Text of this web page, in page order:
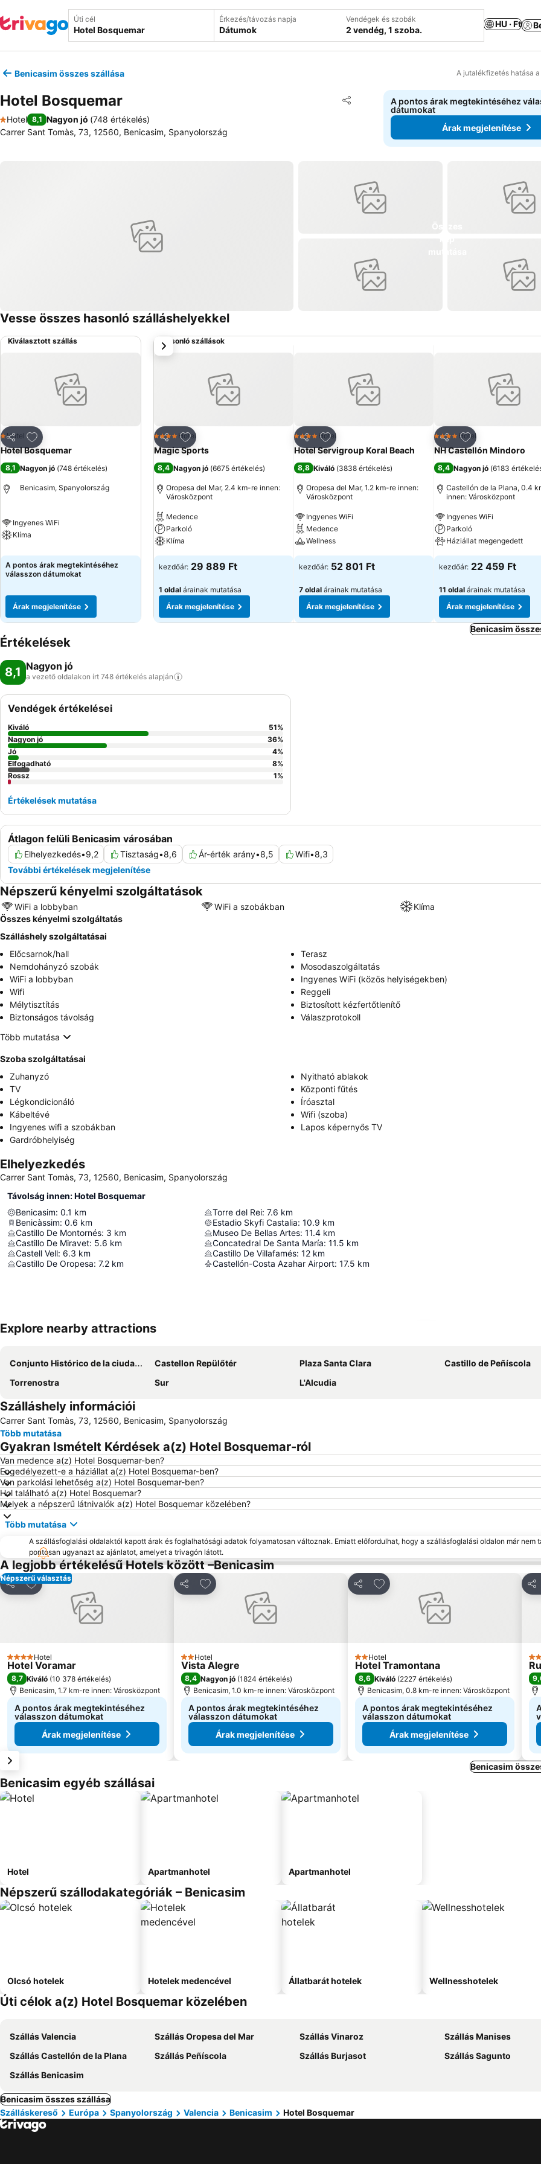
Úti cél Érkezés/távozás napja
Dátumok
Vendégek és szobák
2 vendég, 1 szoba.
HU · Ft
Benicasim összes szállása A jutalékfizetés hatása
Hotel Bosquemar Megosztás
Hozzáadás a kedvencekhez
1 Kategória
Hotel 8,1 Nagyon jó (748 értékelés)
Carrer Sant Tomàs, 73, 12560, Benicasim, Spanyolország
A pontos árak megtekintéséhez
dátumokat
Árak megjelenítése
Vesse összes hasonló szálláshelyekkel
Kiválasztott szállás
Megosztás
Hozzáadás a kedvencekhez
1 Kategória
Hotel
Hotel Bosquemar
8,1 Nagyon jó (748 értékelés)
Benicasim, Spanyolország
Ingyenes WiFi
Klíma
A pontos árak megtekintéséhez
válasszon dátumokat
Árak megjelenítése
Hasonló szállások
Megosztás
Hozzáadás a kedvencekhez
4 Kategória
Hotel
Magic Sports
8,4 Nagyon jó (6675 értékelés)
Oropesa del Mar, 2.4 km-re innen:
Városközpont
Medence
Parkoló
Klíma
kezdőár: 29 889 Ft
1 oldal árainak mutatása
Árak megjelenítése
Megosztás
Hozzáadás a kedvencekhez
4 Kategória
Hotel
Hotel Servigroup Koral Beach
8,8 Kiváló (3838 értékelés)
Oropesa del Mar, 1.2 km-re innen:
Városközpont
Ingyenes WiFi
Medence
Wellness
kezdőár: 52 801 Ft
7 oldal árainak mutatása
Árak megjelenítése
Megosztás
Hozzáadás a
4 Kategória
Hotel
NH Castellón Mindoro
8,4 Nagyon jó (6183
Castellón de la Plana, 0.4
innen: Városközpont
Ingyenes WiFi
Parkoló
Háziállat megengedett
kezdőár: 22 459 Ft
11 oldal árainak mutatása
Árak megjelenítése
következő
Benicasim
Értékelések
8,1 Nagyon jó
a vezető oldalakon írt 748 értékelés alapján
Átlagon felüli Benicasim városában
Elhelyezkedés•9,2 Tisztaság•8,6 Ár-érték arány•8,5 Wifi•8,3
További értékelések megjelenítése
Vendégek értékelései
Kiváló 51%
Nagyon jó
36%
Jó
4%
Elfogadható
8%
Rossz
1%
Értékelések mutatása
Népszerű kényelmi szolgáltatások
WiFi a lobbyban WiFi a szobákban
Klíma
Összes kényelmi szolgáltatás
Szálláshely szolgáltatásai
Előcsarnok/hall
Terasz
Nemdohányzó szobák
Mosodaszolgáltatás
WiFi a lobbyban
Ingyenes WiFi (közös helyiségekben)
Wifi
Reggeli
Mélytisztítás
Biztosított kézfertőtlenítő
Biztonságos távolság
Válaszprotokoll
Több mutatása
Szoba szolgáltatásai
Zuhanyzó
Nyitható ablakok
TV
Központi fűtés
Légkondicionáló
Íróasztal
Kábeltévé
Wifi (szoba)
Ingyenes wifi a szobákban
Lapos képernyős TV
Gardróbhelyiség
Elhelyezkedés
Carrer Sant Tomàs, 73, 12560, Benicasim, Spanyolország
Távolság innen: Hotel Bosquemar
Benicasim: 0.1 km
Benicàssim: 0.6 km
Castillo De Montornés: 3 km
Castillo De Miravet: 5.6 km
Castell Vell: 6.3 km
Castillo De Oropesa: 7.2 km
Torre del Rei: 7.6 km
Estadio Skyfi Castalia: 10.9 km
Museo De Bellas Artes: 11.4 km
Concatedral De Santa María: 11.5 km
Castillo De Villafamés: 12 km
Castellón-Costa Azahar Airport: 17.5 km
Explore nearby attractions
Conjunto Histórico de la ciudad de Peñiscola Castellon Repülőtér Plaza Santa Clara
Castillo de Peñíscola
Torrenostra
Sur L'Alcudia
Szálláshely információi
Carrer Sant Tomàs, 73, 12560, Benicasim, Spanyolország
Több mutatása
Gyakran Ismételt Kérdések a(z) Hotel Bosquemar-ról
Van medence a(z) Hotel Bosquemar-ben?
Engedélyezett-e a háziállat a(z) Hotel Bosquemar-ben?
Van parkolási lehetőség a(z) Hotel Bosquemar-ben?
Hol található a(z) Hotel Bosquemar?
Melyek a népszerű látnivalók a(z) Hotel Bosquemar közelében?
Több mutatása
A szállásfoglalási oldalaktól kapott árak és foglalhatósági adatok folyamatosan változnak. Emiatt előfordulhat, hogy a szállásfoglalási oldalon már nem
pontosan ugyanazt az ajánlatot, amelyet a trivagón látott.
A legjobb értékelésű Hotels között –Benicasim
Népszerű választás
Megosztás
Hozzáadás a kedvencekhez
4 Kategória
Hotel
Hotel Voramar
8,7 Kiváló (10 378 értékelés)
Benicasim, 1.7 km-re innen: Városközpont
A pontos árak megtekintéséhez
válasszon dátumokat
Árak megjelenítése
Megosztás
Hozzáadás a kedvencekhez
2 Kategória
Hotel
Vista Alegre
8,4 Nagyon jó (1824 értékelés)
Benicasim, 1.0 km-re innen: Városközpont
A pontos árak megtekintéséhez
válasszon dátumokat
Árak megjelenítése
Megosztás
Hozzáadás a kedvencekhez
2 Kategória
Hotel
Hotel Tramontana
8,6 Kiváló (2227 értékelés)
Benicasim, 0.8 km-re innen: Városközpont
A pontos árak megtekintéséhez
válasszon dátumokat
Árak megjelenítése
4
Benicasim
Benicasim egyéb szállásai
Hotel Apartmanhotel Apartmanhotel
Népszerű szállodakategóriák – Benicasim
Olcsó hotelek Hotelek medencével Állatbarát hotelek Wellnesshotelek
Úti célok a(z) Hotel Bosquemar közelében
Szállás Valencia Szállás Oropesa del Mar Szállás Vinaroz
Szállás Manises
Szállás Castellón de la Plana
Szállás Peñíscola Szállás Burjasot
Szállás Sagunto
Szállás Benicasim
Benicasim összes szállása
Szálláskereső
Európa Spanyolország Valencia Benicasim Hotel Bosquemar